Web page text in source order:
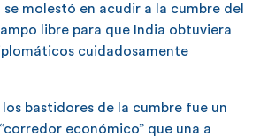
molestó en acudir a la cumbre del
libre para que India obtuviera
cuidadosamente
los bastidores de la cumbre fue un
económico” que una a